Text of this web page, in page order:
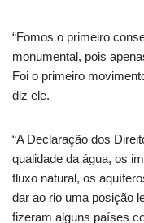
“Fomos o primeiro
monumental, pois
Foi o primeiro
diz ele.
“A Declaração dos
qualidade da água, os
fluxo natural, os
dar ao rio uma posição
fizeram alguns países